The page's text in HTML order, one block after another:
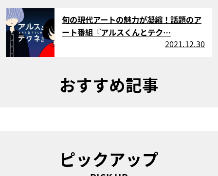
サムネイル
旬の現代アートの魅力が凝縮！話題のア
ート番組『アルスくんとテク…
2021.12.30
おすすめ記事
ピックアップ